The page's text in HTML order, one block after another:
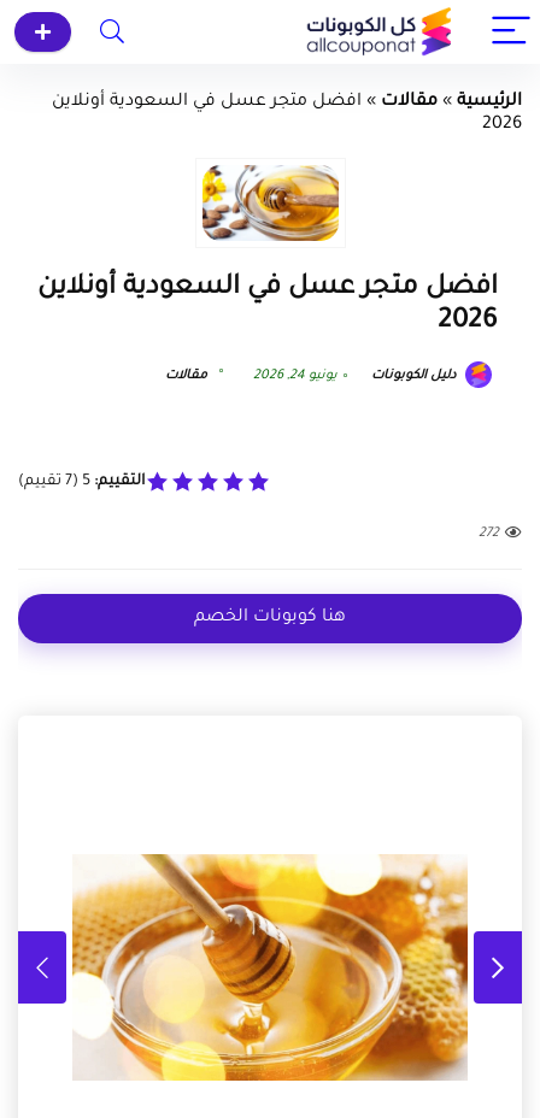
الرئيسية » مقالات » افضل متجر عسل في السعودية أونلاين
2026
افضل متجر عسل في السعودية أونلاين
2026
دليل الكوبونات يونيو 24, 2026 مقالات
التقييم: 5
(
7 تقييم)
272
هنا كوبونات الخصم